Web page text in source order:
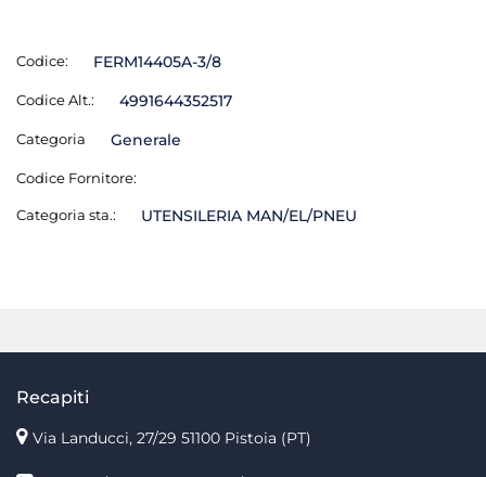
Codice: FERM14405A-3/8
Codice Alt.: 4991644352517
Categoria Generale
Codice Fornitore:
Categoria sta.: UTENSILERIA MAN/EL/PNEU
Recapiti
Via Landucci, 27/29 51100 Pistoia (PT)